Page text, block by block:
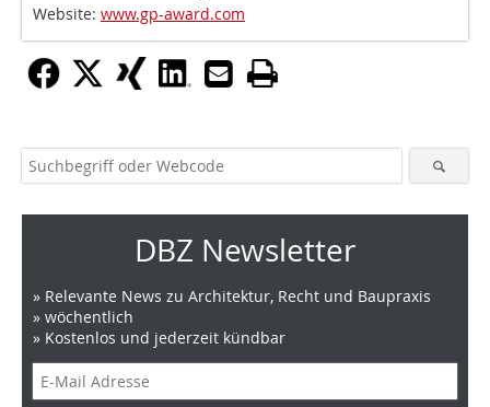
Website: www.gp-award.com
DBZ Newsletter
» Relevante News zu Architektur, Recht und Baupraxis
» wöchentlich
» Kostenlos und jederzeit kündbar